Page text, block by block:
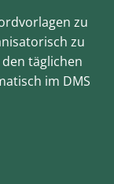
zu
zu
täglichen
im DMS